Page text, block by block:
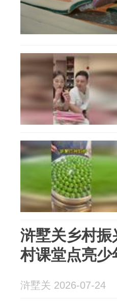
浒墅关乡村振
村课堂点亮少
浒墅关 2026-07-24